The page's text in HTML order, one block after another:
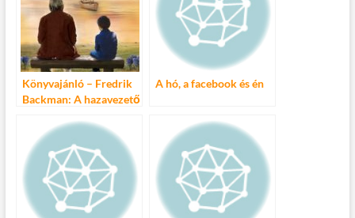
Könyvajánló – Fredrik
Backman: A hazavezető
hosszabb
A hó, a facebook és én